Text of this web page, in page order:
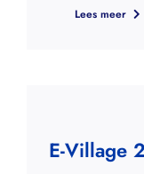
Lees meer
E-Village